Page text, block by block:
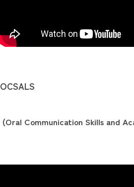
OCSALS
(Oral Communication Skills and